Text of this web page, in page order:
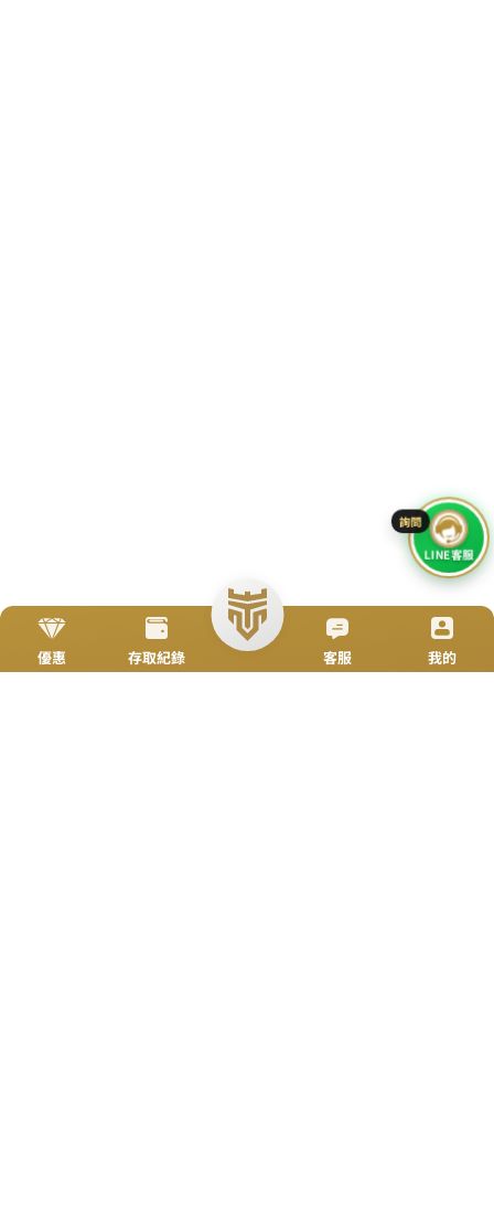
立即來電 加入好友